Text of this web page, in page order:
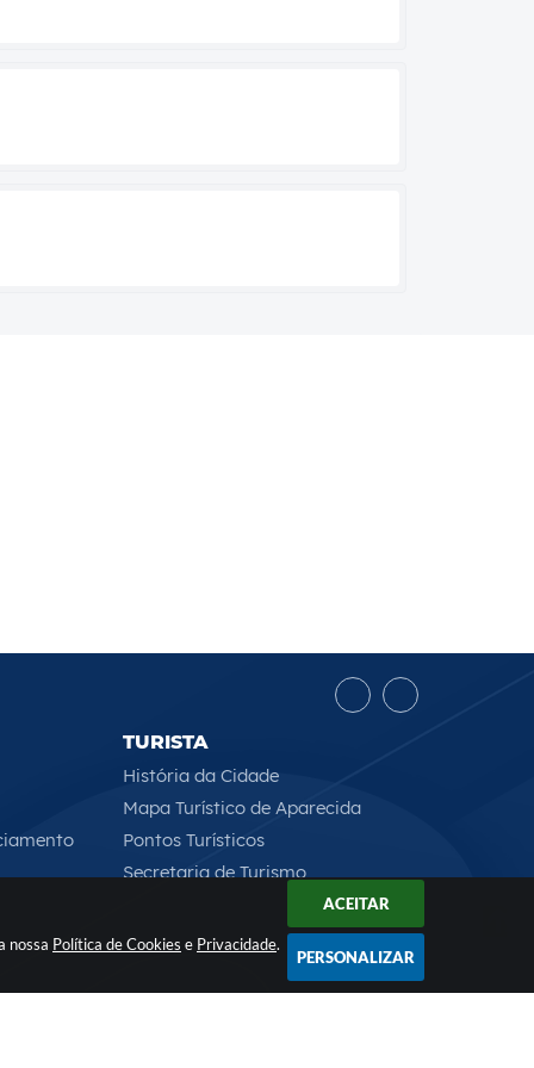
nossa Política de Cookies e Privacidade.
ACEITAR
PERSONALIZAR
TURISTA
História da Cidade
Mapa Turístico de Aparecida
Pontos Turísticos
Secretaria de Turismo